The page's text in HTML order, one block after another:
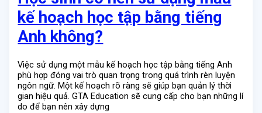
kế hoạch học tập bằng tiếng
Anh không?
Việc sử dụng một mẫu kế hoạch học tập bằng tiếng Anh
phù hợp đóng vai trò quan trọng trong quá trình rèn luyện
ngôn ngữ. Một kế hoạch rõ ràng sẽ giúp bạn quản lý thời
gian hiệu quả. GTA Education sẽ cung cấp cho bạn những lí
do để bạn nên xây dựng